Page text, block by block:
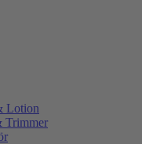
Lotion
Trimmer